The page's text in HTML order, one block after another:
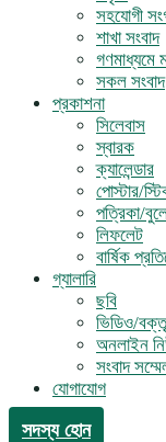
সহযোগী
শাখা সংবাদ
গণমাধ্যমে
সকল সংবাদ
প্রকাশনা
সিলেবাস
স্বারক
ক্যালেন্ডার
পোস্টার/
পত্রিকা/
লিফলেট
বার্ষিক
গ্যালারি
ছবি
ভিডিও/
অনলাইন
সংবাদ
যোগাযোগ
সদস্য হোন